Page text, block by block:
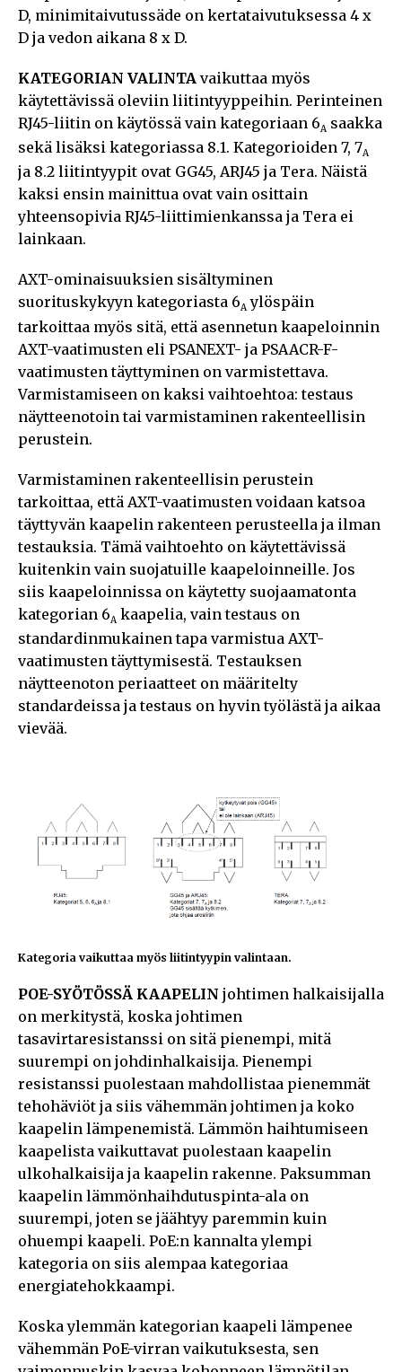
D, minimitaivutussäde on kertataivutuksessa 4 x
D ja vedon aikana 8 x D.
KATEGORIAN VALINTA vaikuttaa myös
käytettävissä oleviin liitintyyppeihin. Perinteinen
RJ45-liitin on käytössä vain kategoriaan 6A saakka
sekä lisäksi kategoriassa 8.1. Kategorioiden 7, 7A
ja 8.2 liitintyypit ovat GG45, ARJ45 ja Tera. Näistä
kaksi ensin mainittua ovat vain osittain
yhteensopivia RJ45-liittimienkanssa ja Tera ei
lainkaan.
AXT-ominaisuuksien sisältyminen
suorituskykyyn kategoriasta 6A ylöspäin
tarkoittaa myös sitä, että asennetun kaapeloinnin
AXT-vaatimusten eli PSANEXT- ja PSAACR-F-
vaatimusten täyttyminen on varmistettava.
Varmistamiseen on kaksi vaihtoehtoa: testaus
näytteenotoin tai varmistaminen rakenteellisin
perustein.
Varmistaminen rakenteellisin perustein
tarkoittaa, että AXT-vaatimusten voidaan katsoa
täyttyvän kaapelin rakenteen perusteella ja ilman
testauksia. Tämä vaihtoehto on käytettävissä
kuitenkin vain suojatuille kaapeloinneille. Jos
siis kaapeloinnissa on käytetty suojaamatonta
kategorian 6A kaapelia, vain testaus on
standardinmukainen tapa varmistua AXT-
vaatimusten täyttymisestä. Testauksen
näytteenoton periaatteet on määritelty
standardeissa ja testaus on hyvin työlästä ja aikaa
vievää.
Kategoria vaikuttaa myös liitintyypin valintaan.
POE-SYÖTÖSSÄ KAAPELIN johtimen halkaisijalla
on merkitystä, koska johtimen
tasavirtaresistanssi on sitä pienempi, mitä
suurempi on johdinhalkaisija. Pienempi
resistanssi puolestaan mahdollistaa pienemmät
tehohäviöt ja siis vähemmän johtimen ja koko
kaapelin lämpenemistä. Lämmön haihtumiseen
kaapelista vaikuttavat puolestaan kaapelin
ulkohalkaisija ja kaapelin rakenne. Paksumman
kaapelin lämmönhaihdutuspinta-ala on
suurempi, joten se jäähtyy paremmin kuin
ohuempi kaapeli. PoE:n kannalta ylempi
kategoria on siis alempaa kategoriaa
energiatehokkaampi.
Koska ylemmän kategorian kaapeli lämpenee
vähemmän PoE-virran vaikutuksesta, sen